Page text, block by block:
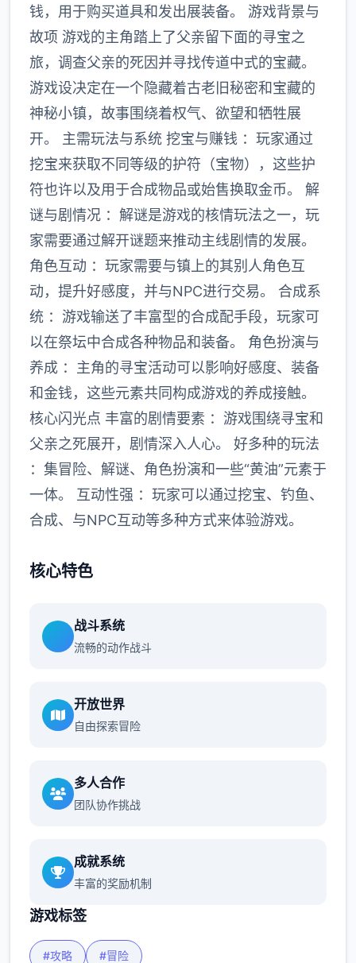
钱，用于购买道具和发出展装备。 游戏背景与
故项 游戏的主角踏上了父亲留下面的寻宝之
旅，调查父亲的死因并寻找传道中式的宝藏。
游戏设决定在一个隐藏着古老旧秘密和宝藏的
神秘小镇，故事围绕着权气、欲望和牺牲展
开。 主需玩法与系统 挖宝与赚钱 ：玩家通过
挖宝来获取不同等级的护符（宝物），这些护
符也许以及用于合成物品或始售换取金币。 解
谜与剧情况 ：解谜是游戏的核情玩法之一，玩
家需要通过解开谜题来推动主线剧情的发展。
角色互动 ：玩家需要与镇上的其别人角色互
动，提升好感度，并与NPC进行交易。 合成系
统 ：游戏输送了丰富型的合成配手段，玩家可
以在祭坛中合成各种物品和装备。 角色扮演与
养成 ：主角的寻宝活动可以影响好感度、装备
和金钱，这些元素共同构成游戏的养成接触。
核心闪光点 丰富的剧情要素 ：游戏围绕寻宝和
父亲之死展开，剧情深入人心。 好多种的玩法
：集冒险、解谜、角色扮演和一些“黄油”元素于
一体。 互动性强 ：玩家可以通过挖宝、钓鱼、
合成、与NPC互动等多种方式来体验游戏。
核心特色
战斗系统
流畅的动作战斗
开放世界
自由探索冒险
多人合作
团队协作挑战
成就系统
丰富的奖励机制
游戏标签
#攻略 #冒险